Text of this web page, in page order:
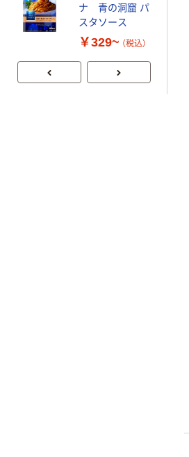
ナ 青の洞窟 パ
スタソース
￥329~ （税込）